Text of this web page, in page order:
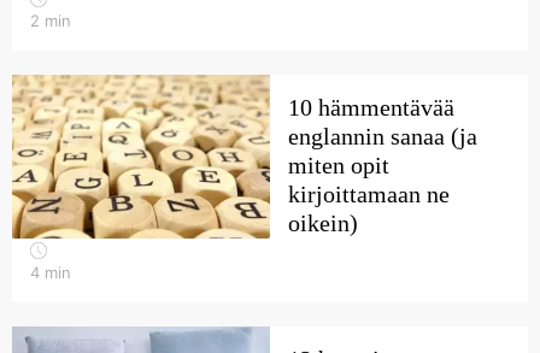
2 min
10 hämmentävää
englannin sanaa (ja
miten opit
kirjoittamaan ne
oikein)
4 min